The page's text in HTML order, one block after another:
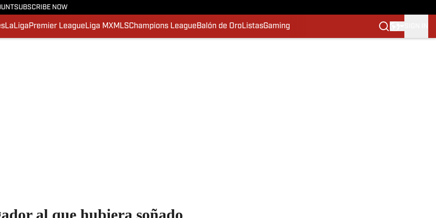
SUBSCRIBE NOW
LaLiga Premier League Liga MXMLSChampions League Balón de Oro ListasGaming